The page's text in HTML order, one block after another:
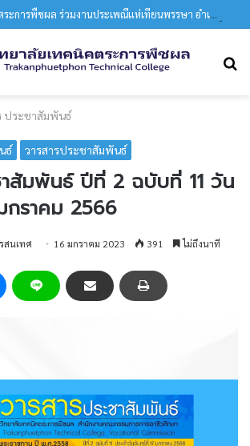
วิทยาลัยเทคนิคตระการพืชผล ร่วมงานประเพณีแห่เทียนพรรษา อำเภอตระการพืชผล ประจำปี 2569
ประชาสัมพันธ์
ธ์ วารสารประชาสัมพันธ์
าสัมพันธ์ ปีที่ 2 ฉบับที่ 11 วัน
ราคม 2566
สนเทศ 16 มกราคม 2023 391 ไม่ถึงนาที